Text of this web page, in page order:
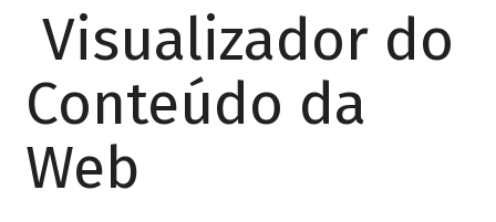
Visualizador do
Conteúdo da
Web